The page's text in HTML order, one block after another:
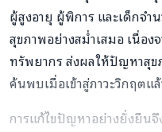
ผู้สูงอายุ ผู้พิการ และเด็กจำ
สุขภาพอย่างสม่ำเสมอ เนื่อง
ทรัพยากร ส่งผลให้ปัญหาสุ
ค้นพบเมื่อเข้าสู่ภาวะวิกฤตแ
การแก้ไขปัญหาอย่างยั่งยืนจึ